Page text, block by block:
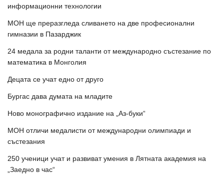
информационни технологии
МОН ще преразгледа сливането на две професионални
гимназии в Пазарджик
24 медала за родни таланти от международно състезание по
математика в Монголия
Децата се учат едно от друго
Бургас дава думата на младите
Ново монографично издание на „Аз-буки“
МОН отличи медалисти от международни олимпиади и
състезания
250 ученици учат и развиват умения в Лятната академия на
„Заедно в час“